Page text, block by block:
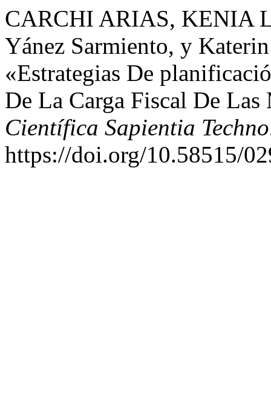
CARCHI ARIAS, KENIA
Yánez Sarmiento, y
«Estrategias De
De La Carga Fiscal De
Científica Sapientia
https://doi.org/10.58515/